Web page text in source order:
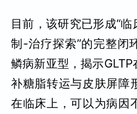
目前，该研究已形成“
制-治疗探索”的完整闭
鳞病新亚型，揭示
补糖脂转运与皮肤屏障
在临床上，可以为病因